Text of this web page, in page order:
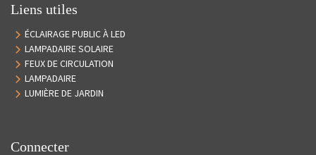
Liens utiles
ÉCLAIRAGE PUBLIC À LED
LAMPADAIRE SOLAIRE
FEUX DE CIRCULATION
LAMPADAIRE
LUMIÈRE DE JARDIN
Connecter